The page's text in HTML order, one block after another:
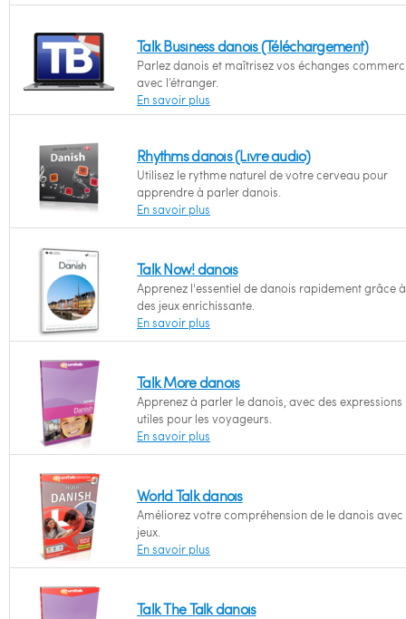
Talk Business danois (Téléchargement)
Parlez danois et maîtrisez vos échanges
avec l’étranger.
En savoir plus
Rhythms danois (Livre audio)
Utilisez le rythme naturel de votre cerveau pour
apprendre à parler danois.
En savoir plus
Talk Now! danois
Apprenez l'essentiel de danois rapidement grâce à
des jeux enrichissante.
En savoir plus
Talk More danois
Apprenez à parler le danois, avec des expressions
utiles pour les voyageurs.
En savoir plus
World Talk danois
Améliorez votre compréhension de le danois avec
jeux.
En savoir plus
Talk The Talk danois